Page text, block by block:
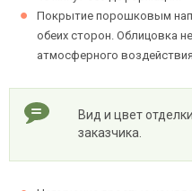
Ежедневно
Покрытие порошковым
обеих сторон. Облицовка
атмосферного
Вид и цвет
заказчика.